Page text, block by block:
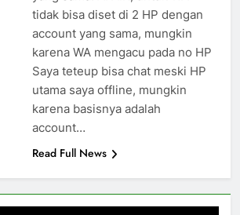
tidak bisa diset di 2 HP dengan
account yang sama, mungkin
karena WA mengacu pada no HP
Saya teteup bisa chat meski HP
utama saya offline, mungkin
karena basisnya adalah
account…
Read Full News